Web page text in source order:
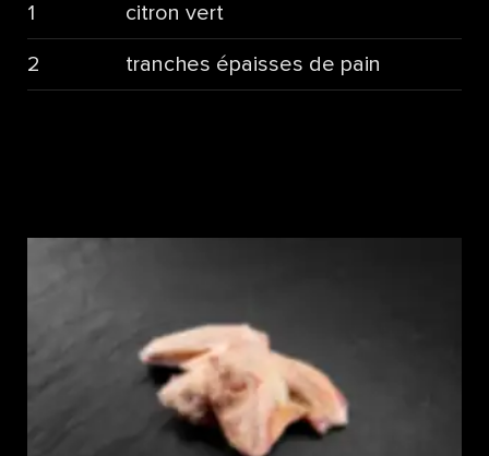
1 citron vert
2 tranches épaisses de pain